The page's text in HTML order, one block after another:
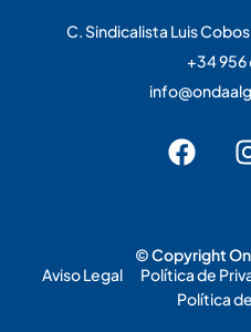
C. Sindicalista Luis
+34 956
© Copyright
Aviso Legal
Política de
Política